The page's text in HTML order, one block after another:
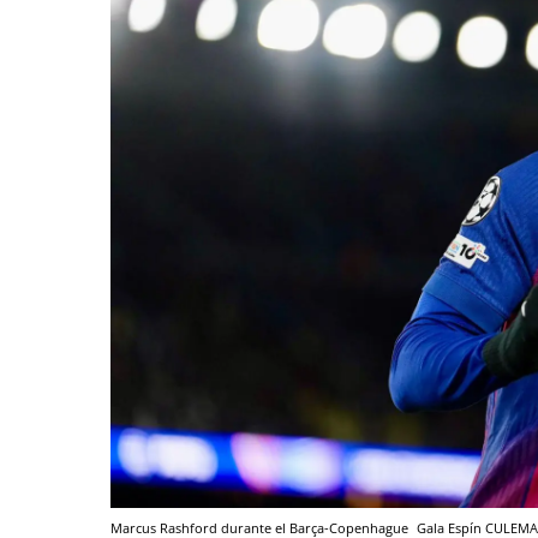
Marcus Rashford durante el Barça-Copenhague Gala Espín